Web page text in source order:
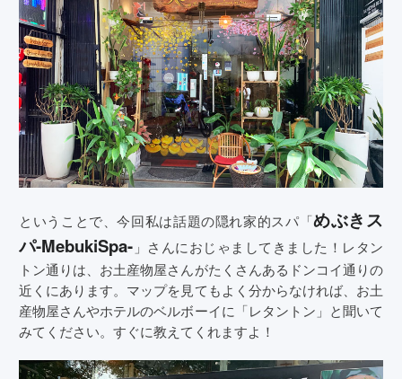
ということで、今回私は話題の隠れ家的スパ「めぶきス
パ-MebukiSpa- 」さんにおじゃましてきました！レタン
トン通りは、お土産物屋さんがたくさんあるドンコイ通りの
近くにあります。マップを見てもよく分からなければ、お土
産物屋さんやホテルのベルボーイに「レタントン」と聞いて
みてください。すぐに教えてくれますよ！